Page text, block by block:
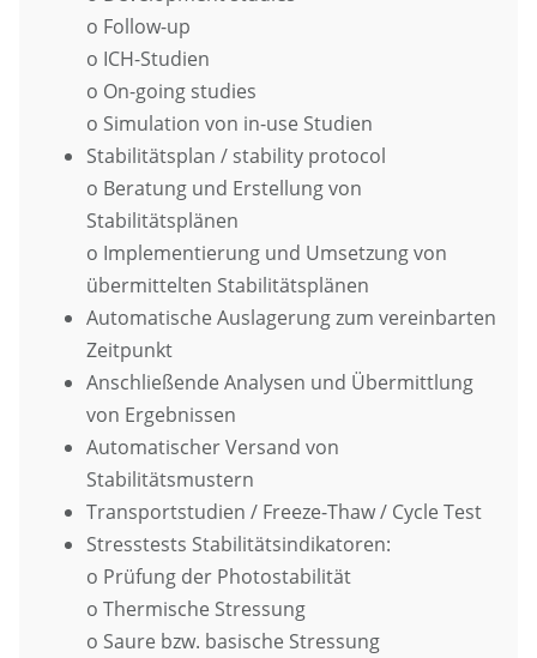
o Follow-up
o ICH-Studien
o On-going studies
o Simulation von in-use Studien
Stabilitätsplan / stability protocol
o Beratung und Erstellung von
Stabilitätsplänen
o Implementierung und Umsetzung von
übermittelten Stabilitätsplänen
Automatische Auslagerung zum vereinbarten
Zeitpunkt
Anschließende Analysen und Übermittlung
von Ergebnissen
Automatischer Versand von
Stabilitätsmustern
Transportstudien / Freeze-Thaw / Cycle Test
Stresstests Stabilitätsindikatoren:
o Prüfung der Photostabilität
o Thermische Stressung
o Saure bzw. basische Stressung